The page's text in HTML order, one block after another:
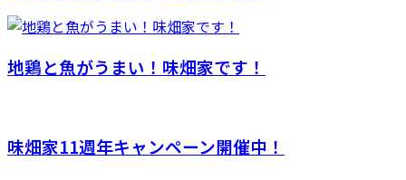
地鶏と魚がうまい！味畑家です！
味畑家11週年キャンペーン開催中！